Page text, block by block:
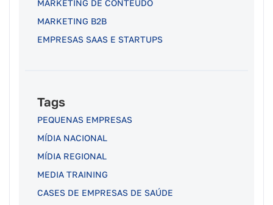
MARKETING DE CONTEÚDO
MARKETING B2B
EMPRESAS SAAS E STARTUPS
Tags
PEQUENAS EMPRESAS
MÍDIA NACIONAL
MÍDIA REGIONAL
MEDIA TRAINING
CASES DE EMPRESAS DE SAÚDE